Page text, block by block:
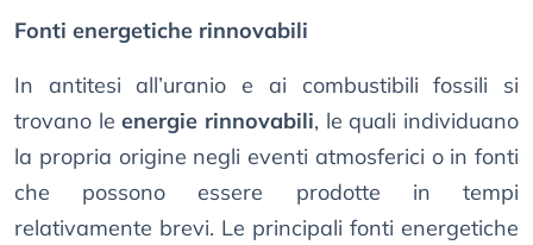
Fonti energetiche rinnovabili
In antitesi all’uranio e ai combustibili fossili si
trovano leenergie rinnovabili, le quali individuano
la propria origine negli eventi atmosferici o in fonti
che possono essere prodotte in tempi
relativamente brevi. Le principali fonti energetiche